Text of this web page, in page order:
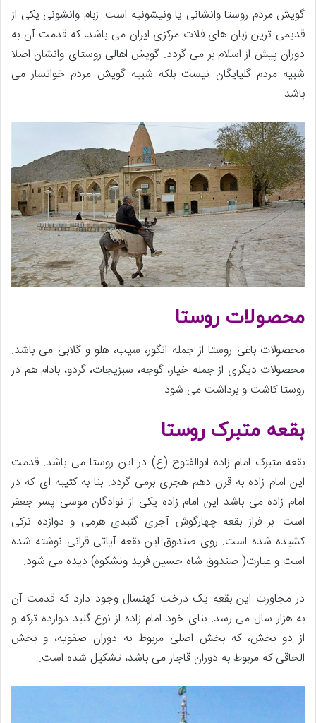
گویش مردم روستا وانشانی یا ونیشونیه است. زبام وانشونی یکی از
قدیمی ترین زبان های فلات مرکزی ایران می باشد، که قدمت آن به
دوران پیش از اسلام بر می گردد. گویش اهالی روستای وانشان اصلا
شبیه مردم گلپایگان نیست بلکه شبیه گویش مردم خوانسار می
باشد.
محصولات روستا
محصولات باغی روستا از جمله انگور، سیب، هلو و گلابی می باشد.
محصولات دیگری از جمله خیار، گوجه، سبزیجات، گردو، بادام هم در
روستا کاشت و برداشت می شود.
بقعه متبرک روستا
بقعه متبرک امام زاده ابوالفتوح (ع) در این روستا می باشد. قدمت
این امام زاده به قرن دهم هجری برمی گردد. بنا به کتیبه ای که در
امام زاده می باشد این امام زاده یکی از نوادگان موسی پسر جعفر
است. بر فراز بقعه چهارگوش آجری گنبدی هرمی و دوازده ترکی
کشیده شده است. روی صندوق این بقعه آیاتی قرانی نوشته شده
است و عبارت( صندوق شاه حسین فرید ونشکوه) دیده می شود.
در مجاورت این بقعه یک درخت کهنسال وجود دارد که قدمت آن
به هزار سال می رسد. بنای خود امام زاده از نوع گنبد دوازده ترکه و
از دو بخش، که بخش اصلی مربوط به دوران صفویه، و بخش
الحاقی که مربوط به دوران قاجار می باشد، تشکیل شده است.